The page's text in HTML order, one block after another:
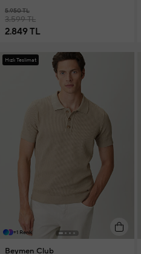
5.950 TL
3.599 TL
2.849 TL
Hızlı Teslimat
+1 Renk
Beymen Club